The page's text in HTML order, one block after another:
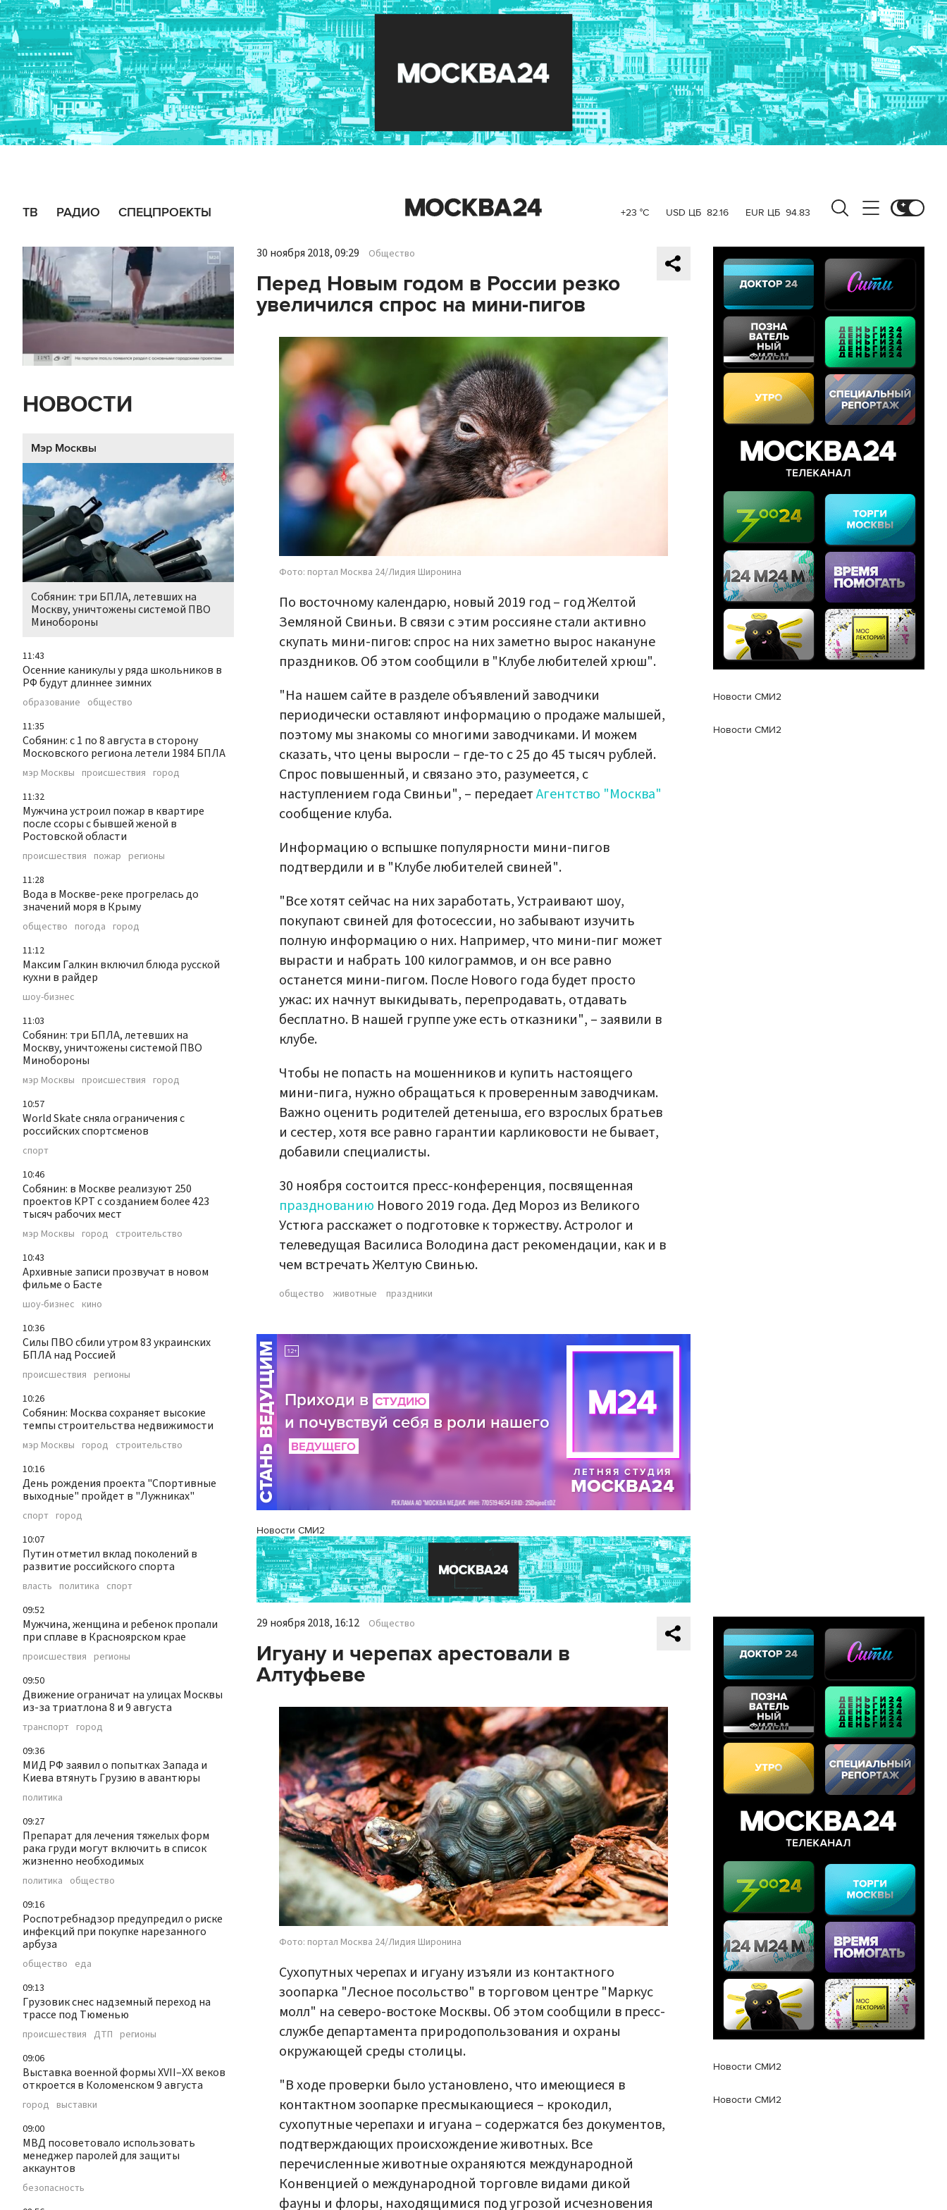
ТВ РАДИО СПЕЦПРОЕКТЫ +23 °C USD ЦБ 82.16 EUR ЦБ 94.83
НОВОСТИ
Мэр Москвы
Собянин: три БПЛА, летевших на
Москву, уничтожены системой ПВО
Минобороны
11:43
Осенние каникулы у ряда школьников в
РФ будут длиннее зимних
образование общество
11:35
Собянин: с 1 по 8 августа в сторону
Московского региона летели 1984 БПЛА
мэр Москвы происшествия город
11:32
Мужчина устроил пожар в квартире
после ссоры с бывшей женой в
Ростовской области
происшествия пожар регионы
11:28
Вода в Москве-реке прогрелась до
значений моря в Крыму
общество погода город
11:12
Максим Галкин включил блюда русской
кухни в райдер
шоу-бизнес
11:03
Собянин: три БПЛА, летевших на
Москву, уничтожены системой ПВО
Минобороны
мэр Москвы происшествия город
10:57
World Skate сняла ограничения с
российских спортсменов
спорт
10:46
Собянин: в Москве реализуют 250
проектов КРТ с созданием более 423
тысяч рабочих мест
мэр Москвы город строительство
10:43
Архивные записи прозвучат в новом
фильме о Басте
шоу-бизнес кино
10:36
Силы ПВО сбили утром 83 украинских
БПЛА над Россией
происшествия регионы
10:26
Собянин: Москва сохраняет высокие
темпы строительства недвижимости
мэр Москвы город строительство
10:16
День рождения проекта "Спортивные
выходные" пройдет в "Лужниках"
спорт город
10:07
Путин отметил вклад поколений в
развитие российского спорта
власть политика спорт
09:52
Мужчина, женщина и ребенок пропали
при сплаве в Красноярском крае
происшествия регионы
09:50
Движение ограничат на улицах Москвы
из-за триатлона 8 и 9 августа
транспорт город
09:36
МИД РФ заявил о попытках Запада и
Киева втянуть Грузию в авантюры
политика
09:27
Препарат для лечения тяжелых форм
рака груди могут включить в список
жизненно необходимых
политика общество
09:16
Роспотребнадзор предупредил о риске
инфекций при покупке нарезанного
арбуза
общество еда
09:13
Грузовик снес надземный переход на
трассе под Тюменью
происшествия ДТП регионы
09:06
Выставка военной формы XVII–XX веков
откроется в Коломенском 9 августа
город выставки
09:00
МВД посоветовало использовать
менеджер паролей для защиты
аккаунтов
безопасность
30 ноября 2018, 09:29 Общество
Перед Новым годом в России резко
увеличился спрос на мини-пигов
Фото: портал Москва 24/Лидия Широнина
По восточному календарю, новый 2019 год – год Желтой
Земляной Свиньи. В связи с этим россияне стали активно
скупать мини-пигов: спрос на них заметно вырос накануне
праздников. Об этом сообщили в "Клубе любителей хрюш".
"На нашем сайте в разделе объявлений заводчики
периодически оставляют информацию о продаже малышей,
поэтому мы знакомы со многими заводчиками. И можем
сказать, что цены выросли – где-то с 25 до 45 тысяч рублей.
Спрос повышенный, и связано это, разумеется, с
наступлением года Свиньи", – передаетАгентство "Москва"
сообщение клуба.
Информацию о вспышке популярности мини-пигов
подтвердили и в "Клубе любителей свиней".
"Все хотят сейчас на них заработать, Устраивают шоу,
покупают свиней для фотосессии, но забывают изучить
полную информацию о них. Например, что мини-пиг может
вырасти и набрать 100 килограммов, и он все равно
останется мини-пигом. После Нового года будет просто
ужас: их начнут выкидывать, перепродавать, отдавать
бесплатно. В нашей группе уже есть отказники", – заявили в
клубе.
Чтобы не попасть на мошенников и купить настоящего
мини-пига, нужно обращаться к проверенным заводчикам.
Важно оценить родителей детеныша, его взрослых братьев
и сестер, хотя все равно гарантии карликовости не бывает,
добавили специалисты.
30 ноября состоится пресс-конференция, посвященная
празднованию Нового 2019 года. Дед Мороз из Великого
Устюга расскажет о подготовке к торжеству. Астролог и
телеведущая Василиса Володина даст рекомендации, как и в
чем встречать Желтую Свинью.
общество животные праздники
Новости СМИ2
Новости СМИ2
Новости СМИ2
29 ноября 2018, 16:12 Общество
Игуану и черепах арестовали в
Алтуфьеве
Фото: портал Москва 24/Лидия Широнина
Сухопутных черепах и игуану изъяли из контактного
зоопарка "Лесное посольство" в торговом центре "Маркус
молл" на северо-востоке Москвы. Об этом сообщили в пресс-
службе департамента природопользования и охраны
окружающей среды столицы.
"В ходе проверки было установлено, что имеющиеся в
контактном зоопарке пресмыкающиеся – крокодил,
сухопутные черепахи и игуана – содержатся без документов,
подтверждающих происхождение животных. Все
перечисленные животные охраняются международной
Конвенцией о международной торговле видами дикой
фауны и флоры, находящимися под угрозой исчезновения
Новости СМИ2
Новости СМИ2